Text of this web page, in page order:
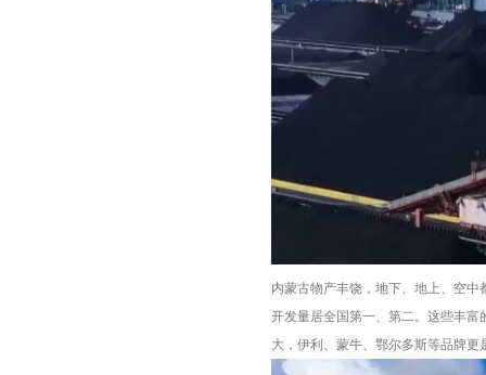
内蒙古物产丰饶，地下、地上、空
开发量居全国第一、第二。这些丰
大，伊利、蒙牛、鄂尔多斯等品牌更